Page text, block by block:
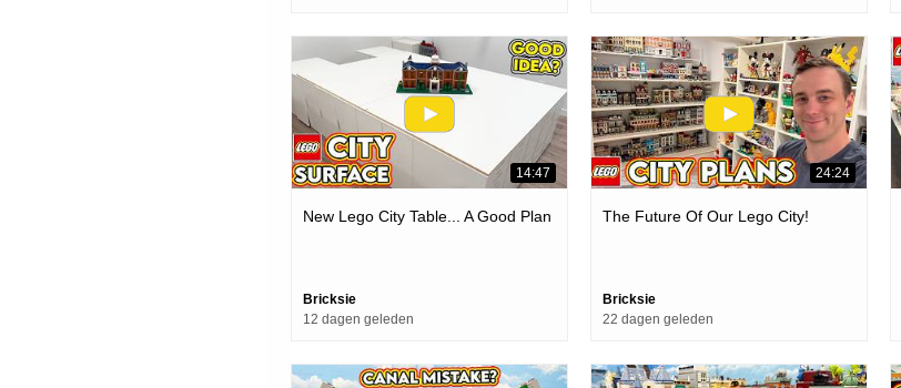
14:47
New Lego City Table... A Good Plan
Bricksie
12 dagen geleden
24:24
The Future Of Our Lego City!
Bricksie
22 dagen geleden